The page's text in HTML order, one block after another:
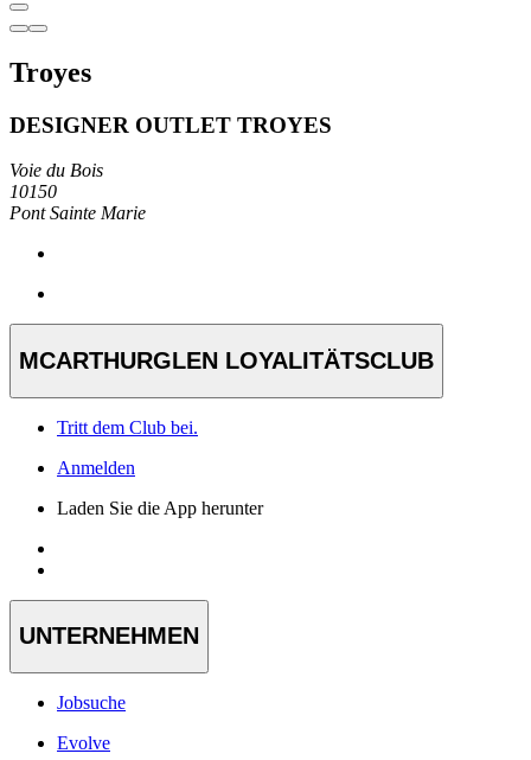
Troyes
DESIGNER OUTLET TROYES
Voie du Bois
10150
Pont Sainte Marie
MCARTHURGLEN LOYALITÄTSCLUB
Tritt dem Club bei.
Anmelden
Laden Sie die App herunter
UNTERNEHMEN
Jobsuche
Evolve